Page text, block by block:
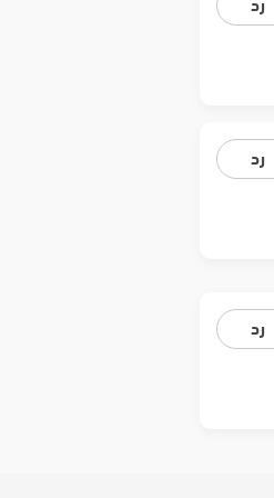
رد
رد